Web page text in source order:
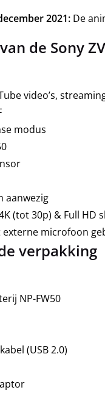
2021: De
de Sony
video’s,
modus
aanwezig
(tot 30p) & Full HD
microfoon
verpakking
NP-FW50
(USB 2.0)